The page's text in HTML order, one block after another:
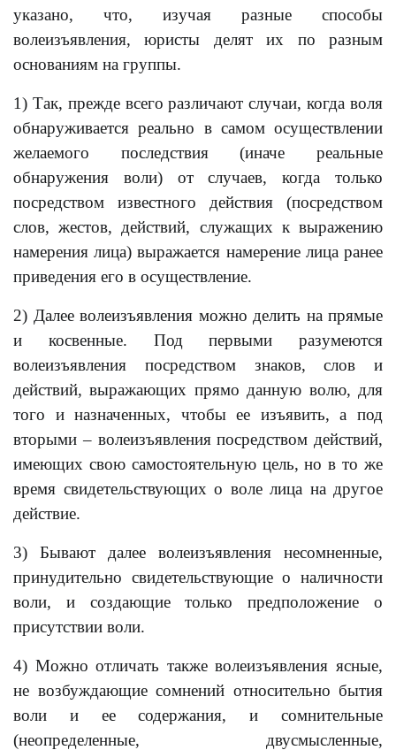
указано, что, изучая разные способы
волеизъявления, юристы делят их по разным
основаниям на группы.
1) Так, прежде всего различают случаи, когда воля
обнаруживается реально в самом осуществлении
желаемого последствия (иначе реальные
обнаружения воли) от случаев, когда только
посредством известного действия (посредством
слов, жестов, действий, служащих к выражению
намерения лица) выражается намерение лица ранее
приведения его в осуществление.
2) Далее волеизъявления можно делить на прямые
и косвенные. Под первыми разумеются
волеизъявления посредством знаков, слов и
действий, выражающих прямо данную волю, для
того и назначенных, чтобы ее изъявить, a под
вторыми – волеизъявления посредством действий,
имеющих свою самостоятельную цель, но в то же
время свидетельствующих о воле лица на другое
действие.
3) Бывают далее волеизъявления несомненные,
принудительно свидетельствующие о наличности
воли, и создающие только предположение о
присутствии воли.
4) Можно отличать также волеизъявления ясные,
не возбуждающие сомнений относительно бытия
воли и ее содержания, и сомнительные
(неопределенные, двусмысленные,